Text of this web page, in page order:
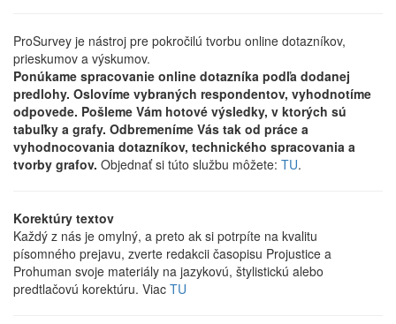
ProSurvey je nástroj pre pokročilú tvorbu online dotazníkov,
prieskumov a výskumov.
Ponúkame spracovanie online dotazníka podľa dodanej
predlohy. Oslovíme vybraných respondentov, vyhodnotíme
odpovede. Pošleme Vám hotové výsledky, v ktorých sú
tabuľky a grafy. Odbremeníme Vás tak od práce a
vyhodnocovania dotazníkov, technického spracovania a
tvorby grafov. Objednať si túto službu môžete: TU.
Korektúry textov
Každý z nás je omylný, a preto ak si potrpíte na kvalitu
písomného prejavu, zverte redakcii časopisu Projustice a
Prohuman svoje materiály na jazykovú, štylistickú alebo
predtlačovú korektúru. Viac TU